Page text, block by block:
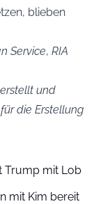
blieben
Service, RIA
und
die Erstellung
Trump mit Lob
mit Kim bereit